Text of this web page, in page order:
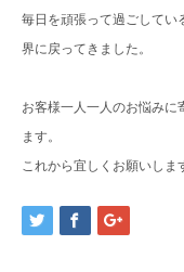
毎日を頑張って過ごしてい
界に戻ってきました。
お客様一人一人のお悩み
ます。
これから宜しくお願いしま